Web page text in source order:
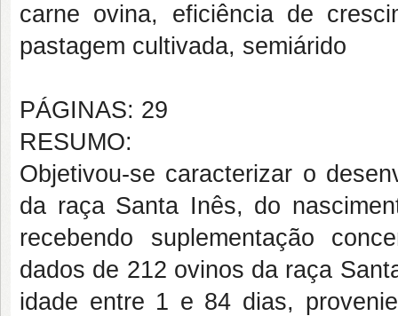
carne ovina, eficiência de
pastagem cultivada, semiárido
PÁGINAS: 29
RESUMO:
Objetivou-se caracterizar o
da raça Santa Inês, do
recebendo suplementação
dados de 212 ovinos da raça
idade entre 1 e 84 dias,